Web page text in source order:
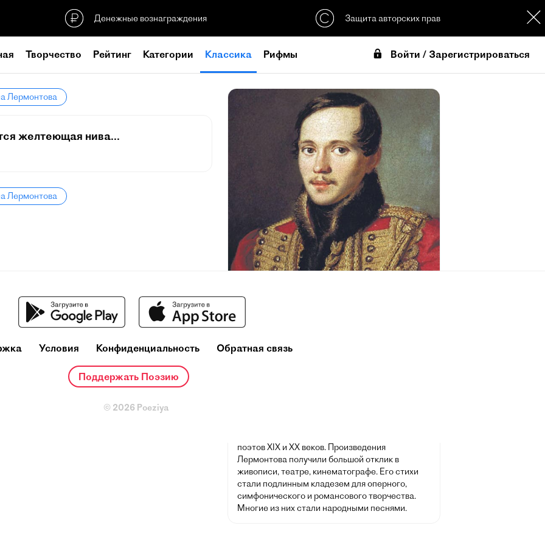
Денежные вознаграждения Защита авторских прав
Творчество Рейтинг Категории Классика Рифмы Войти / Зарегистрироваться
Лермонтова
желтеющая нива...
Лермонтова
Пятигорск) — русский поэт, прозаик, драматург,
поэтов XIX и XX веков. Произведения
Лермонтова получили большой отклик в
живописи, театре, кинематографе. Его стихи
стали подлинным кладезем для оперного,
симфонического и романсового творчества.
Многие из них стали народными песнями.
Условия Конфиденциальность Обратная связь
Поддержать Поэзию
© 2026 Poeziya